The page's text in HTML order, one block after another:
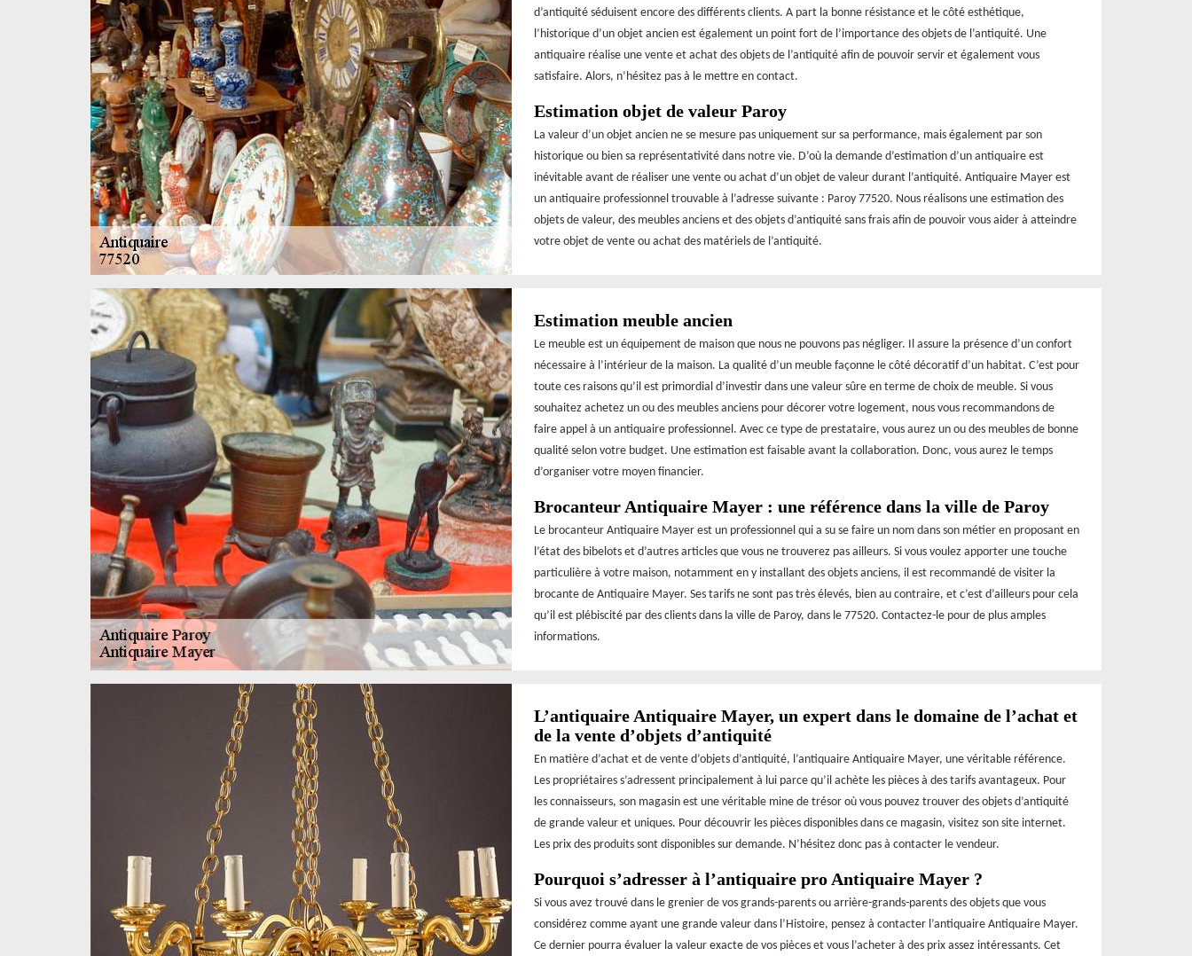
d’antiquité séduisent encore des différents clients. A part la bonne résistance et le côté esthétique,
l’historique d’un objet ancien est également un point fort de l’importance des objets de l’antiquité. Une
antiquaire réalise une vente et achat des objets de l’antiquité afin de pouvoir servir et également vous
satisfaire. Alors, n’hésitez pas à le mettre en contact.
Estimation objet de valeur Paroy
La valeur d’un objet ancien ne se mesure pas uniquement sur sa performance, mais également par son
historique ou bien sa représentativité dans notre vie. D’où la demande d’estimation d’un antiquaire est
inévitable avant de réaliser une vente ou achat d’un objet de valeur durant l’antiquité. Antiquaire Mayer est
un antiquaire professionnel trouvable à l’adresse suivante : Paroy 77520. Nous réalisons une estimation des
objets de valeur, des meubles anciens et des objets d’antiquité sans frais afin de pouvoir vous aider à atteindre
votre objet de vente ou achat des matériels de l’antiquité.
Estimation meuble ancien
Le meuble est un équipement de maison que nous ne pouvons pas négliger. Il assure la présence d’un confort
nécessaire à l’intérieur de la maison. La qualité d’un meuble façonne le côté décoratif d’un habitat. C’est pour
toute ces raisons qu’il est primordial d’investir dans une valeur sûre en terme de choix de meuble. Si vous
souhaitez achetez un ou des meubles anciens pour décorer votre logement, nous vous recommandons de
faire appel à un antiquaire professionnel. Avec ce type de prestataire, vous aurez un ou des meubles de bonne
qualité selon votre budget. Une estimation est faisable avant la collaboration. Donc, vous aurez le temps
d’organiser votre moyen financier.
Brocanteur Antiquaire Mayer : une référence dans la ville de Paroy
Le brocanteur Antiquaire Mayer est un professionnel qui a su se faire un nom dans son métier en proposant en
l’état des bibelots et d’autres articles que vous ne trouverez pas ailleurs. Si vous voulez apporter une touche
particulière à votre maison, notamment en y installant des objets anciens, il est recommandé de visiter la
brocante de Antiquaire Mayer. Ses tarifs ne sont pas très élevés, bien au contraire, et c’est d’ailleurs pour cela
qu’il est plébiscité par des clients dans la ville de Paroy, dans le 77520. Contactez-le pour de plus amples
informations.
L’antiquaire Antiquaire Mayer, un expert dans le domaine de l’achat et
de la vente d’objets d’antiquité
En matière d’achat et de vente d’objets d’antiquité, l’antiquaire Antiquaire Mayer, une véritable référence.
Les propriétaires s’adressent principalement à lui parce qu’il achète les pièces à des tarifs avantageux. Pour
les connaisseurs, son magasin est une véritable mine de trésor où vous pouvez trouver des objets d’antiquité
de grande valeur et uniques. Pour découvrir les pièces disponibles dans ce magasin, visitez son site internet.
Les prix des produits sont disponibles sur demande. N’hésitez donc pas à contacter le vendeur.
Pourquoi s’adresser à l’antiquaire pro Antiquaire Mayer ?
Si vous avez trouvé dans le grenier de vos grands-parents ou arrière-grands-parents des objets que vous
considérez comme ayant une grande valeur dans l’Histoire, pensez à contacter l’antiquaire Antiquaire Mayer.
Ce dernier pourra évaluer la valeur exacte de vos pièces et vous l’acheter à des prix assez intéressants. Cet